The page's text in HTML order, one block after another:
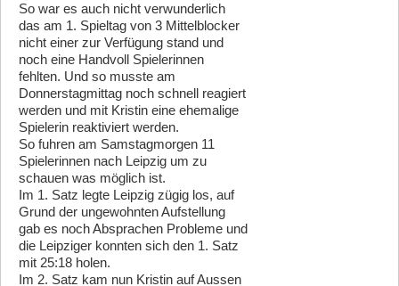
So war es auch nicht verwunderlich
das am 1. Spieltag von 3 Mittelblocker
nicht einer zur Verfügung stand und
noch eine Handvoll Spielerinnen
fehlten. Und so musste am
Donnerstagmittag noch schnell reagiert
werden und mit Kristin eine ehemalige
Spielerin reaktiviert werden.
So fuhren am Samstagmorgen 11
Spielerinnen nach Leipzig um zu
schauen was möglich ist.
Im 1. Satz legte Leipzig zügig los, auf
Grund der ungewohnten Aufstellung
gab es noch Absprachen Probleme und
die Leipziger konnten sich den 1. Satz
mit 25:18 holen.
Im 2. Satz kam nun Kristin auf Aussen